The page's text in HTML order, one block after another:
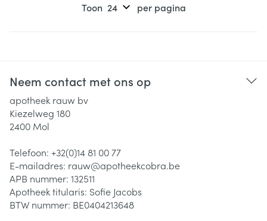
Toon per pagina
Neem contact met ons op
apotheek rauw bv
Kiezelweg 180
2400 Mol
Telefoon: +32(0)14 81 00 77
E-mailadres: rauw@apotheekcobra.be
APB nummer: 132511
Apotheek titularis: Sofie Jacobs
BTW nummer: BE0404213648